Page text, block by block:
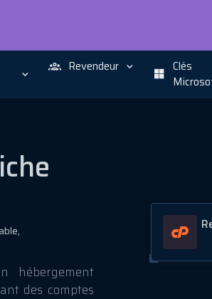
Revendeur
Clés
hébergement
des comptes